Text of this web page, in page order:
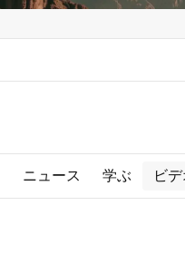
ニュース 学ぶ ビ